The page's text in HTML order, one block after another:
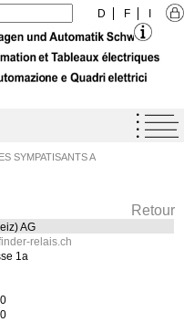
D F
SYMPATISANTS A
Retour
AG
relais.ch
1a